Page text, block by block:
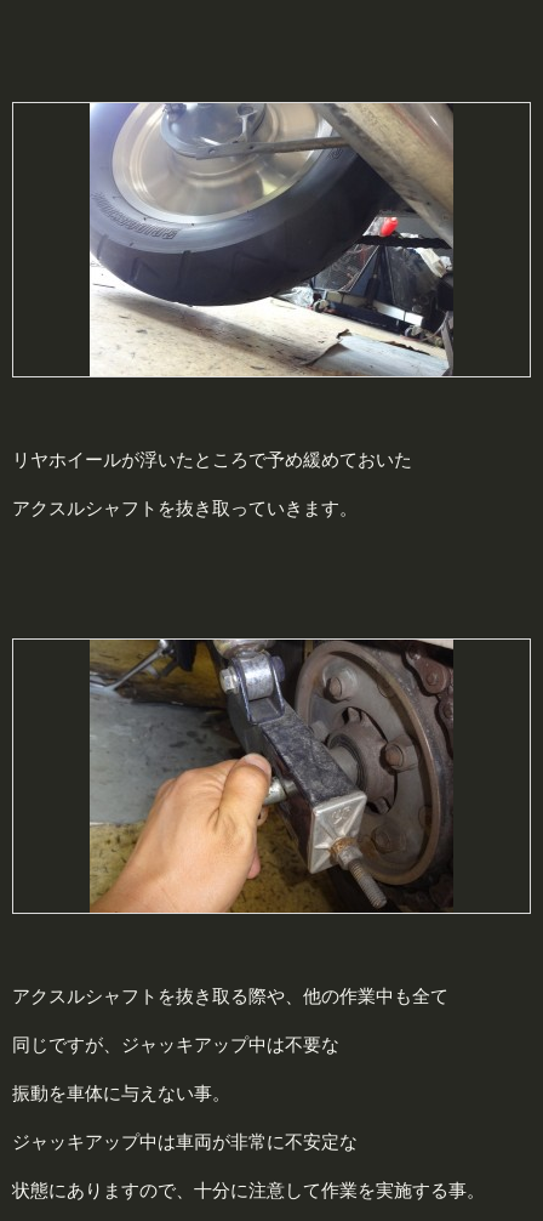
リヤホイールが浮いたところで予め緩めておいた
アクスルシャフトを抜き取っていきます。
アクスルシャフトを抜き取る際や、他の作業中も全て
同じですが、ジャッキアップ中は不要な
振動を車体に与えない事。
ジャッキアップ中は車両が非常に不安定な
状態にありますので、十分に注意して作業を実施する事。